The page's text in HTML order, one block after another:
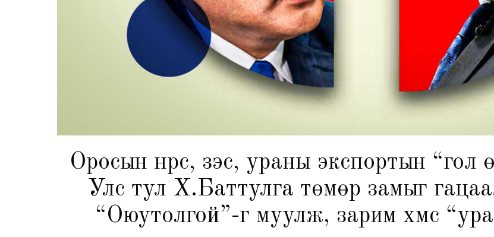
Оросын нүүрс, зэс, ураны экспортын
Улс тул Х.Баттулга төмөр замыг
“Оюутолгой”-г муулж, зарим хүмүүс